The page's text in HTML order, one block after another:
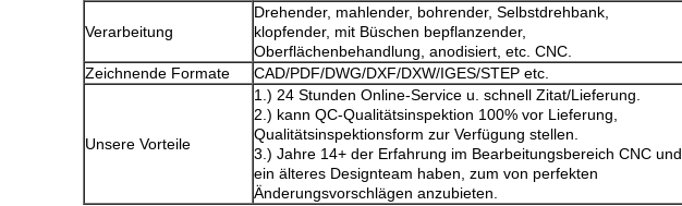
Verarbeitung
Drehender, mahlender, bohrender, Selbstdrehbank,
klopfender, mit Büschen bepflanzender,
Oberflächenbehandlung, anodisiert, etc. CNC.
Zeichnende Formate
CAD/PDF/DWG/DXF/DXW/IGES/STEP etc.
Unsere Vorteile
1.) 24 Stunden Online-Service u. schnell Zitat/Lieferung.
2.) kann QC-Qualitätsinspektion 100% vor Lieferung,
Qualitätsinspektionsform zur Verfügung stellen.
3.) Jahre 14+ der Erfahrung im Bearbeitungsbereich CNC und
ein älteres Designteam haben, zum von perfekten
Änderungsvorschlägen anzubieten.